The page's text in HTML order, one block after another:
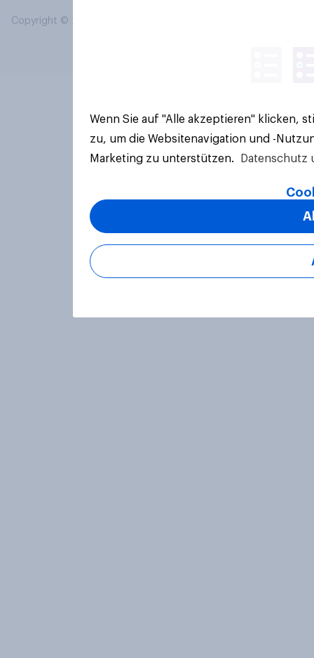
Copyright © 2026 YouGov PLC. Alle Rechte vorbehalten.
Wenn Sie auf "Alle akzeptieren" klicken,
zu, um die Websitenavigation und -
Marketing zu unterstützen.
Datenschutz